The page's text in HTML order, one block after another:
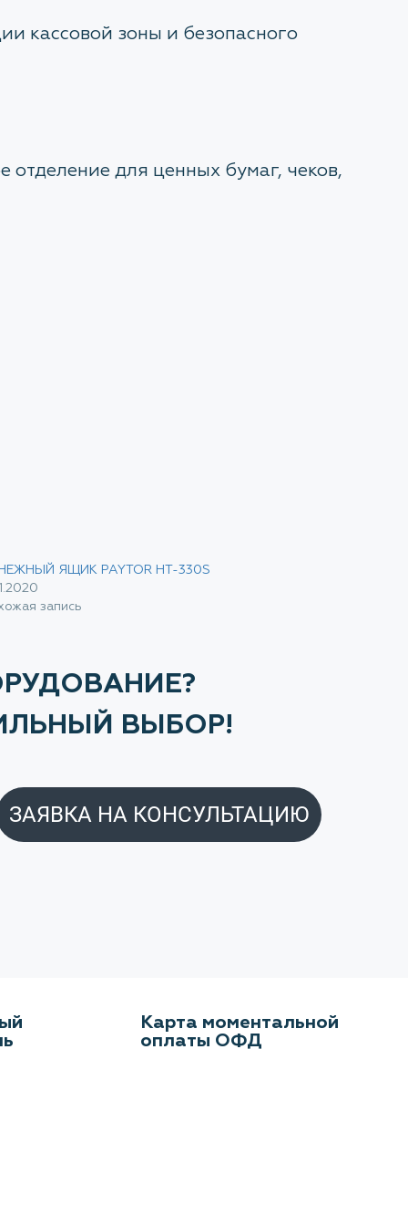
кассовой зоны и безопасного
для ценных бумаг, чеков,
ЯЩИК PAYTOR HT-330S
запись
ВЫБОР!
ЗАЯВКА НА КОНСУЛЬТАЦИЮ
Карта моментальной
оплаты ОФД